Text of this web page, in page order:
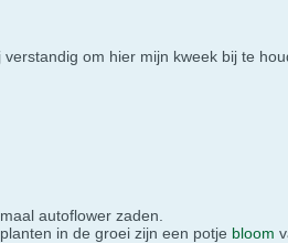
om hier mijn kweek bij te
autoflower zaden.
in de groei zijn een potje bloom